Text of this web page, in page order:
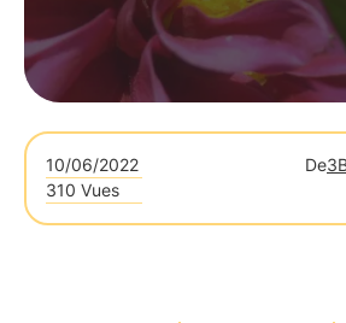
10/06/2022 De
310 Vues